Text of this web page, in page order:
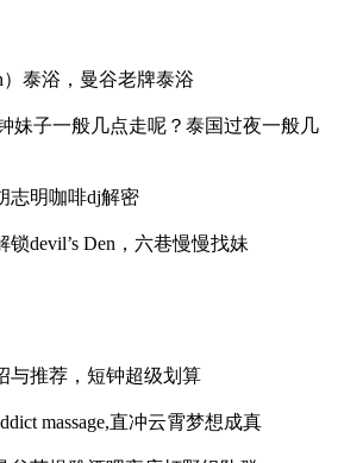
）泰浴，曼谷老牌泰浴
妹子一般几点走呢？泰国过夜一般几
志明咖啡dj解密
devil’s Den，六巷慢慢找妹
与推荐，短钟超级划算
massage,直冲云霄梦想成真